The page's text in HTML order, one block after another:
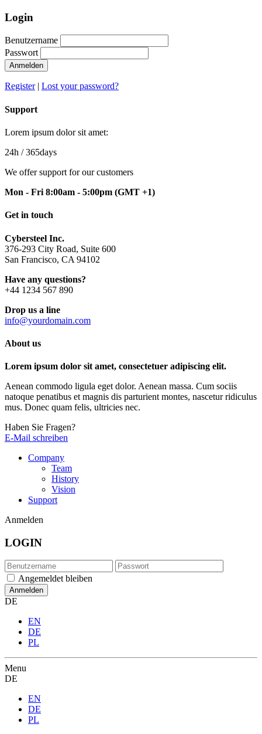
Login
Benutzername
Passwort
Anmelden
Register| Lost your password?
Support
Lorem ipsum dolor sit amet:
24h / 365days
We offer support for our customers
Mon - Fri 8:00am - 5:00pm (GMT +1)
Get in touch
Cybersteel Inc.
376-293 City Road, Suite 600
San Francisco, CA 94102
Have any questions?
+44 1234 567 890
Drop us a line
info@yourdomain.com
About us
Lorem ipsum dolor sit amet, consectetuer adipiscing elit.
Aenean commodo ligula eget dolor. Aenean massa. Cum sociis
natoque penatibus et magnis dis parturient montes, nascetur ridiculus
mus. Donec quam felis, ultricies nec.
Haben Sie Fragen?
E-Mail schreiben
Company
Team
History
Vision
Support
Anmelden
LOGIN
Angemeldet bleiben
DE
EN
DE
PL
Menu
DE
EN
DE
PL